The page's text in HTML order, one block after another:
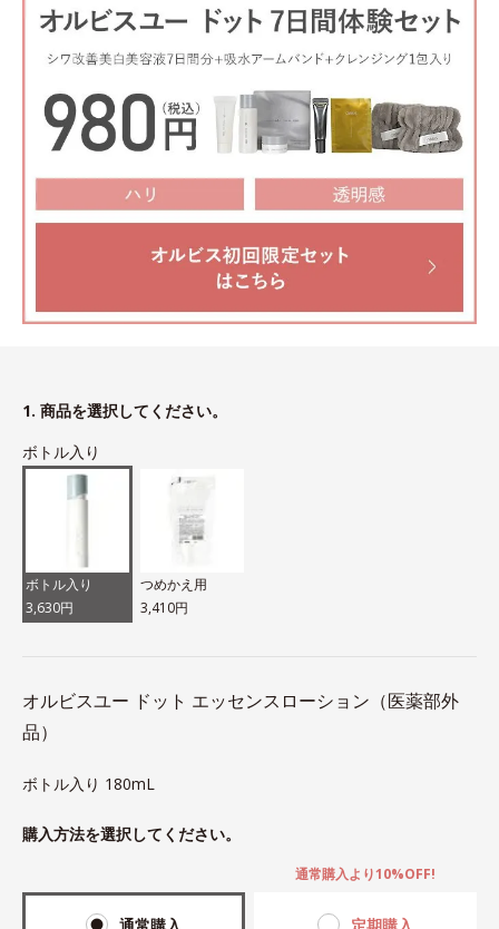
1. 商品を選択してください。
ボトル入り
ボトル入り
3,630円
つめかえ用
3,410円
オルビスユー ドット エッセンスローション（医薬部外
品）
ボトル入り 180mL
購入方法を選択してください。
通常購入より10%OFF!